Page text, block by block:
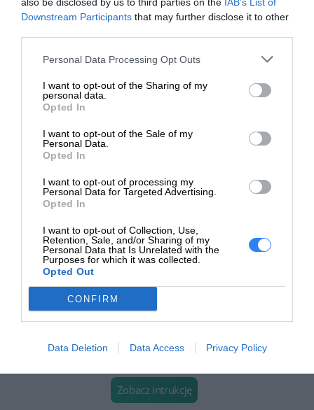
Downstream Participants that may further disclose it to other
Personal Data Processing Opt Outs
I want to opt-out of the Sharing of my
personal data.
Opted In
I want to opt-out of the Sale of my
Personal Data.
Opted In
I want to opt-out of processing my
Personal Data for Targeted Advertising.
Opted In
I want to opt-out of Collection, Use,
Retention, Sale, and/or Sharing of my
Personal Data that Is Unrelated with the
Purposes for which it was collected.
Opted Out
CONFIRM
Data Deletion Data Access Privacy Policy
Masz bon dla nauczyciela? Zrealizuj go
Nie zwlekaj – swój bon możesz wykorzystać
szczególnie te, które idealnie wpisują się w potrzeby nauczycieli,
HP ProBook 450 G10 i HP ProBook 460 G11.
Zobacz prostą instrukcję zakupu z
kroku!
To naprawdę proste! Skorzystaj z naszej instrukcji i kup laptop
w wybrany sposób – online, wygodnie, bez zbędnych
formalności. W razie potrzeby, nasz zespół pomoże Ci w każdej
chwili!
Zobacz intrukcję